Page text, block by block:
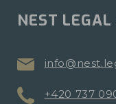
NEST
+420 737